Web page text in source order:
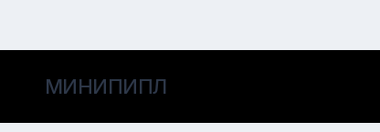
МИНИПИПЛ